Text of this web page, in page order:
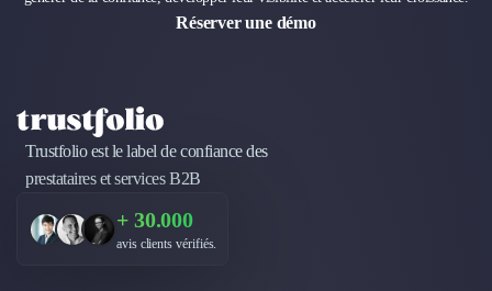
Réserver une démo
Trustfolio est le label de confiance des
prestataires et services B2B
+ 30.000
avis clients vérifiés.